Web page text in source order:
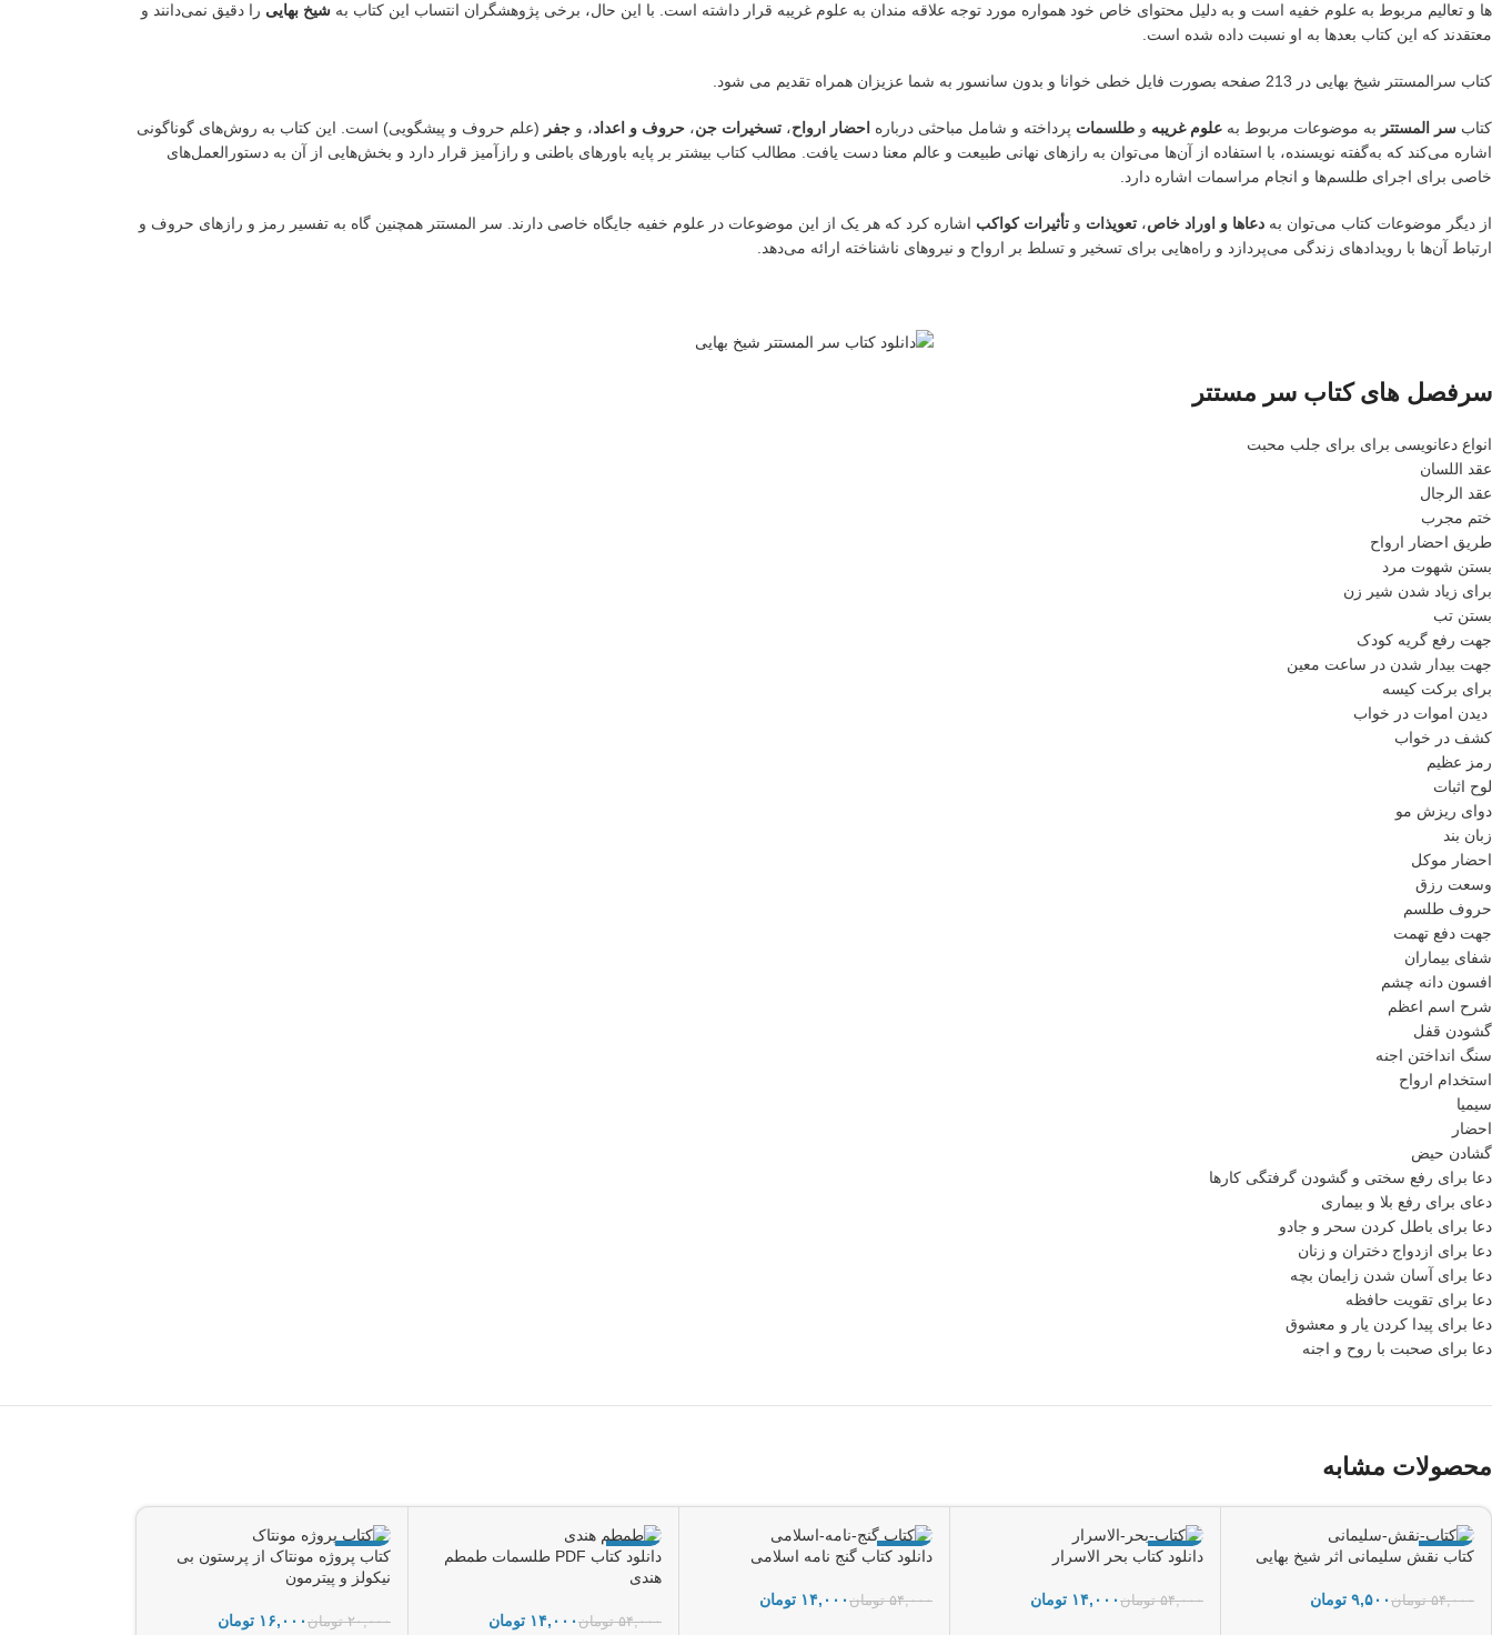
ها و تعالیم مربوط به علوم خفیه است و به دلیل محتوای خاص خود همواره مورد توجه علاقه مندان به علوم غریبه قرار داشته است. با این حال، برخی پژوهشگران انتساب این کتاب به شیخ بهایی را دقیق نمی‌دانند و
معتقدند که این کتاب بعدها به او نسبت داده شده است.
کتاب سرالمستتر شیخ بهایی در 213 صفحه بصورت فایل خطی خوانا و بدون سانسور به شما عزیزان همراه تقدیم می شود.
کتاب سر المستتر به موضوعات مربوط به علوم غریبه و طلسمات پرداخته و شامل مباحثی درباره احضار ارواح، تسخیرات جن، حروف و اعداد، و جفر (علم حروف و پیشگویی) است. این کتاب به روش‌های گوناگونی
اشاره می‌کند که به‌گفته نویسنده، با استفاده از آن‌ها می‌توان به رازهای نهانی طبیعت و عالم معنا دست یافت. مطالب کتاب بیشتر بر پایه باورهای باطنی و رازآمیز قرار دارد و بخش‌هایی از آن به دستورالعمل‌های
خاصی برای اجرای طلسم‌ها و انجام مراسمات اشاره دارد.
از دیگر موضوعات کتاب می‌توان به دعاها و اوراد خاص، تعویذات و تأثیرات کواکب اشاره کرد که هر یک از این موضوعات در علوم خفیه جایگاه خاصی دارند. سر المستتر همچنین گاه به تفسیر رمز و رازهای حروف و
ارتباط آن‌ها با رویدادهای زندگی می‌پردازد و راه‌هایی برای تسخیر و تسلط بر ارواح و نیروهای ناشناخته ارائه می‌دهد.
سرفصل های کتاب سر مستتر
انواع دعانویسی برای برای جلب محبت
عقد اللسان
عقد الرجال
ختم مجرب
طریق احضار ارواح
بستن شهوت مرد
برای زیاد شدن شیر زن
بستن تب
جهت رفع گریه کودک
جهت بیدار شدن در ساعت معین
برای برکت کیسه
دیدن اموات در خواب
کشف در خواب
رمز عظیم
لوح اثبات
دوای ریزش مو
زبان بند
احضار موکل
وسعت رزق
حروف طلسم
جهت دفع تهمت
شفای بیماران
افسون دانه چشم
شرح اسم اعظم
گشودن قفل
سنگ انداختن اجنه
استخدام ارواح
سیمیا
احضار
گشادن حیض
دعا برای رفع سختی و گشودن گرفتگی کارها
دعای برای رفع بلا و بیماری
دعا برای باطل کردن سحر و جادو
دعا برای ازدواج دختران و زنان
دعا برای آسان شدن زایمان بچه
دعا برای تقویت حافظه
دعا برای پیدا کردن یار و معشوق
دعا برای صحبت با روح و اجنه
محصولات مشابه
-82%
کتاب نقش سلیمانی اثر شیخ بهایی
۵۴,۰۰۰ تومان ۹,۵۰۰ تومان
-74%
دانلود کتاب بحر الاسرار
۵۴,۰۰۰ تومان ۱۴,۰۰۰ تومان
-74%
دانلود کتاب گنج نامه اسلامی
۵۴,۰۰۰ تومان ۱۴,۰۰۰ تومان
-74%
دانلود کتاب PDF طلسمات طمطم
هندی
۵۴,۰۰۰ تومان ۱۴,۰۰۰ تومان
-20%
کتاب پروژه مونتاک از پرستون بی
نیکولز و پیترمون
۲۰,۰۰۰ تومان ۱۶,۰۰۰ تومان